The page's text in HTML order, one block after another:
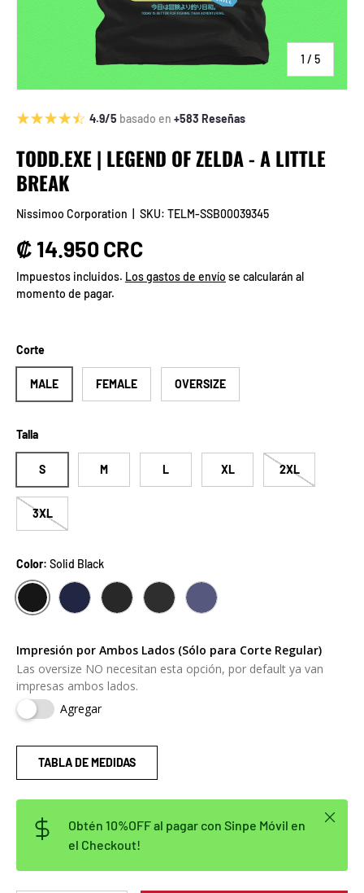
1 / de
5
4.9/5 basado en +583 Reseñas
TODD.EXE | LEGEND OF ZELDA - A LITTLE
BREAK
Nissimoo Corporation SKU: TELM-SSB00039345
Precio normal
₡ 14.950 CRC
Impuestos incluidos. Los gastos de envío se calcularán al
momento de pagar.
Corte
MALE FEMALE OVERSIZE
Talla
S M L XL 2XL
3XL
Color: Solid Black
SOLID BLACK
NAVY CHARCOAL GREY
OS BLACKOS NAVY
Impresión por Ambos Lados (Sólo para Corte Regular)
Las oversize NO necesitan esta opción, por default ya van
impresas ambos lados.
Agregar
TABLA DE MEDIDAS
Obtén 10%OFF al pagar con Sinpe Móvil en
el Checkout!
Cerrar